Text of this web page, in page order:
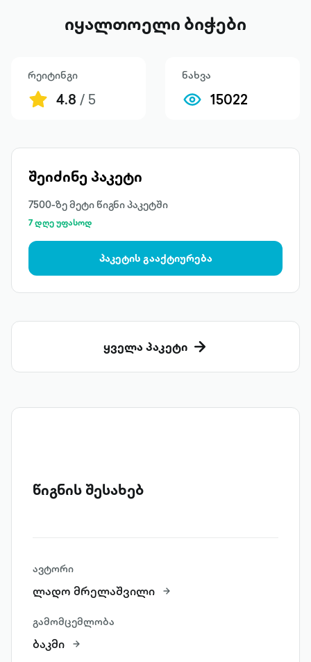
იყალთოელი ბიჭები
რეიტინგი
4.8 / 5
ნახვა
15022
შეიძინე პაკეტი
7500-ზე მეტი წიგნი პაკეტში
7 დღე უფასოდ
პაკეტის გააქტიურება
ყველა პაკეტი
წიგნის შესახებ
ავტორი
ლადო მრელაშვილი
გამომცემლობა
ბაკმი